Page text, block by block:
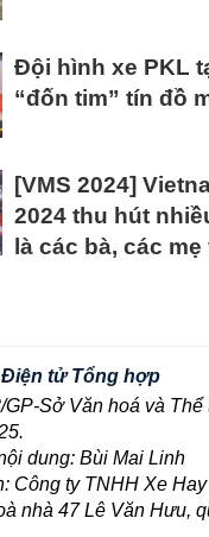
Đội hình xe PKL
“đốn tim” tín đồ
[VMS 2024]
2024 thu hút
là các bà, các mẹ
tử Tổng hợp
Sở Văn hoá và Thể
dung: Bùi Mai Linh
Công ty TNHH Xe Hay
nhà 47 Lê Văn Hưu,